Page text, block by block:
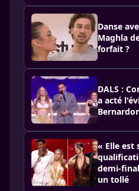
Danse
Maghla
forfait ?
DALS :
a acté
« Elle est
demi-
un tollé